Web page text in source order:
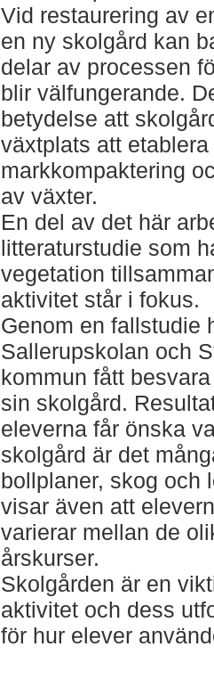
Vid restaurering av
en ny skolgård kan
delar av processen
blir välfungerande.
betydelse att
växtplats att
markkompaktering
av växter.
En del av det här
litteraturstudie som
vegetation
aktivitet står i fokus.
Genom en fallstudie
Sallerupskolan och
kommun fått
sin skolgård.
eleverna får önska
skolgård är det
bollplaner, skog och
visar även att
varierar mellan de
årskurser.
Skolgården är en
aktivitet och dess
för hur elever